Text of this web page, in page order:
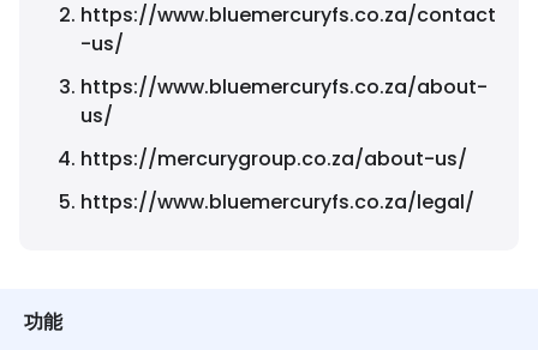
https://www.bluemercuryfs.co.za/contact
-us/
https://www.bluemercuryfs.co.za/about-
us/
https://mercurygroup.co.za/about-us/
https://www.bluemercuryfs.co.za/legal/
功能